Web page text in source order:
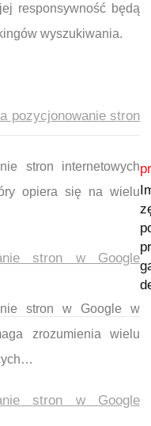
responsywność będą
wyszukiwania.
pozycjonowanie stron
stron internetowych
opiera się na wielu
stron w Google
stron w Google w
zrozumienia wielu
stron w Google